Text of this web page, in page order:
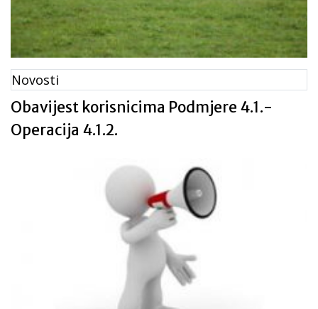
Novosti
Obavijest korisnicima Podmjere 4.1.-
Operacija 4.1.2.